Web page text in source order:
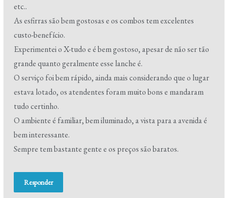
etc..
As esfirras são bem gostosas e os combos tem excelentes
custo-benefício.
Experimentei o X-tudo e é bem gostoso, apesar de não ser tão
grande quanto geralmente esse lanche é.
O serviço foi bem rápido, ainda mais considerando que o lugar
estava lotado, os atendentes foram muito bons e mandaram
tudo certinho.
O ambiente é familiar, bem iluminado, a vista para a avenida é
bem interessante.
Sempre tem bastante gente e os preços são baratos.
Responder